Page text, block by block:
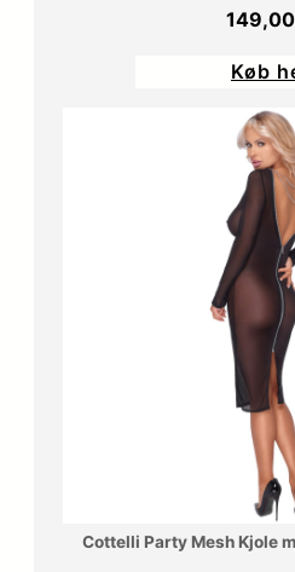
149,00
Køb
Cottelli Party Mesh Kjole